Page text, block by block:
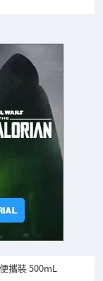
攜裝 500mL